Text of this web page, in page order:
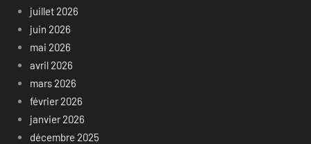
juillet 2026
juin 2026
mai 2026
avril 2026
mars 2026
février 2026
janvier 2026
décembre 2025